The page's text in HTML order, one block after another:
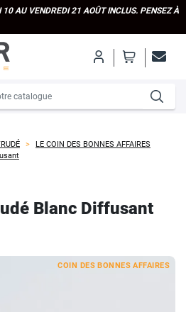
AU VENDREDI 21 AOÛT INCLUS. PENSEZ À
LE COIN DES BONNES AFFAIRES
Blanc Diffusant
COIN DES BONNES AFFAIRES